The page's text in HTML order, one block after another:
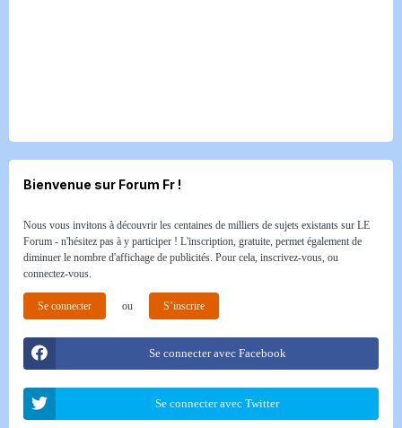
Bienvenue sur Forum Fr !
Nous vous invitons à découvrir les centaines de milliers de sujets existants sur LE
Forum - n'hésitez pas à y participer ! L'inscription, gratuite, permet également de
diminuer le nombre d'affichage de publicités. Pour cela, inscrivez-vous, ou
connectez-vous.
Se connecter ou S’inscrire
Se connecter avec Facebook
Se connecter avec Twitter